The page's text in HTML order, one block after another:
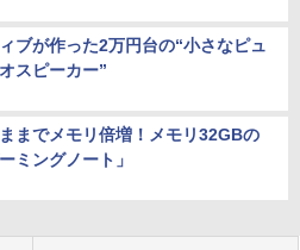
ブが作った2万円台の“小さなピュ
スピーカー”
までメモリ倍増！メモリ32GBの
ミングノート」